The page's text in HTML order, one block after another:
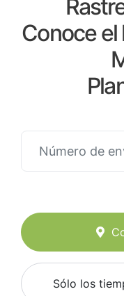
Conoce el
Sólo los